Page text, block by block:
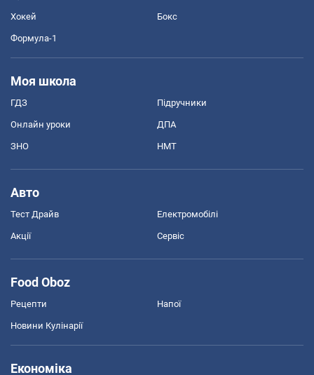
Хокей Бокс
Формула-1
Моя школа
ГДЗ Підручники
Онлайн уроки ДПА
ЗНО НМТ
Авто
Тест Драйв Електромобілі
Акції Сервіс
Food Oboz
Рецепти Напої
Новини Кулінарії
Економіка